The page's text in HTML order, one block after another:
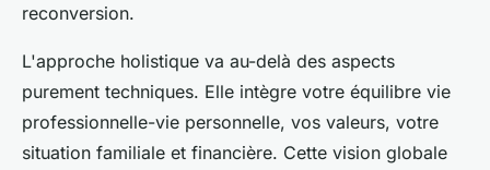
reconversion.
L'approche holistique va au-delà des aspects
purement techniques. Elle intègre votre équilibre vie
professionnelle-vie personnelle, vos valeurs, votre
situation familiale et financière. Cette vision globale